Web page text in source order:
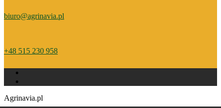
biuro@agrinavia.pl
+48 515 230 958
Agrinavia.pl